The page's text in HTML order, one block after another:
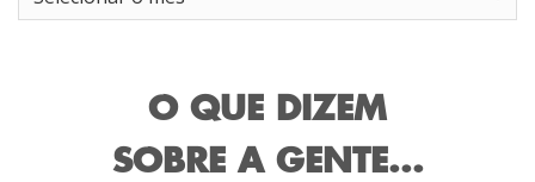
O QUE DIZEM
SOBRE A GENTE...